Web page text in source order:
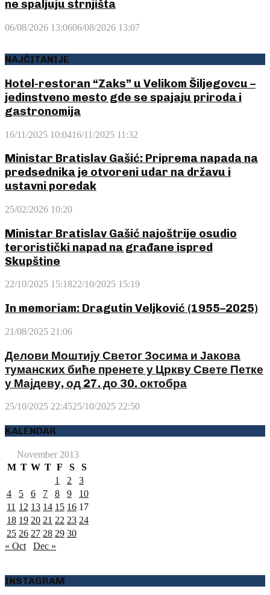
ne spaljuju strnjišta
06/08/2026 13:0606/08/2026 13:07
NAJČITANIJE
Hotel-restoran “Zaks” u Velikom Šiljegovcu –
jedinstveno mesto gde se spajaju priroda i
gastronomija
16/11/2025 10:0416/11/2025 11:32
Ministar Bratislav Gašić: Priprema napada na
predsednika je otvoreni udar na državu i
ustavni poredak
25/02/2026 10:20
Ministar Bratislav Gašić najoštrije osudio
teroristički napad na građane ispred
Skupštine
22/10/2025 15:1822/10/2025 15:19
In memoriam: Dragutin Veljković (1955–2025)
21/08/2025 21:06
Делови Моштију Светог Зосима и Јакова
туманских биће пренете у Цркву Свете Петке
у Мајдеву, од 27. до 30. октобра
25/10/2025 22:4525/10/2025 22:50
KALENDAR
November 2013
M T W T F S
S
1
2
3
4
5 6 7 8 9
10
11 12 13 14 15 16 17
18 19 20 21 22 23 24
25 26 27 28 29 30
« Oct
Dec »
INSTAGRAM